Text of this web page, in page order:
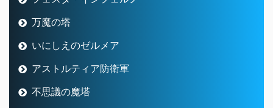
フェスタ・インフェルノ
万魔の塔
いにしえのゼルメア
アストルティア防衛軍
不思議の魔塔